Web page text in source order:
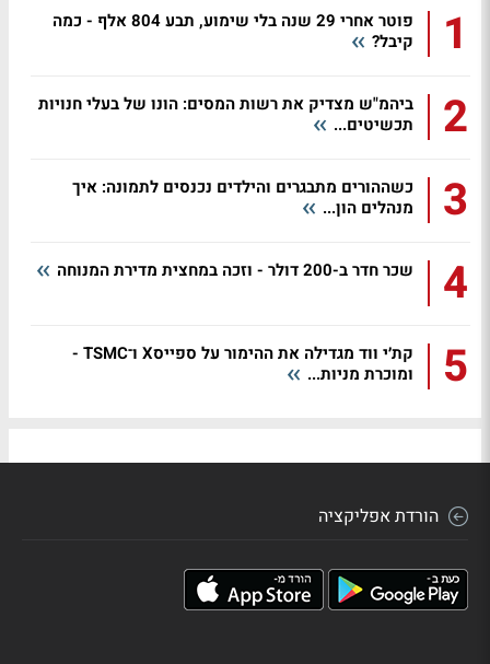
1
פוטר אחרי 29 שנה בלי שימוע, תבע 804 אלף - כמה
קיבל?
2
ביהמ"ש מצדיק את רשות המסים: הונו של בעלי חנויות
תכשיטים...
3
כשההורים מתבגרים והילדים נכנסים לתמונה: איך
מנהלים הון...
4 שכר חדר ב-200 דולר - וזכה במחצית מדירת המנוחה
5
קת׳י ווד מגדילה את ההימור על ספייסX ו־TSMC -
ומוכרת מניות...
הורדת אפליקציה